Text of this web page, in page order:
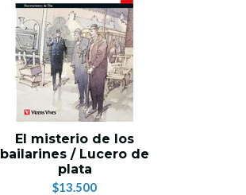
El misterio de los
bailarines / Lucero de
plata
$13.500